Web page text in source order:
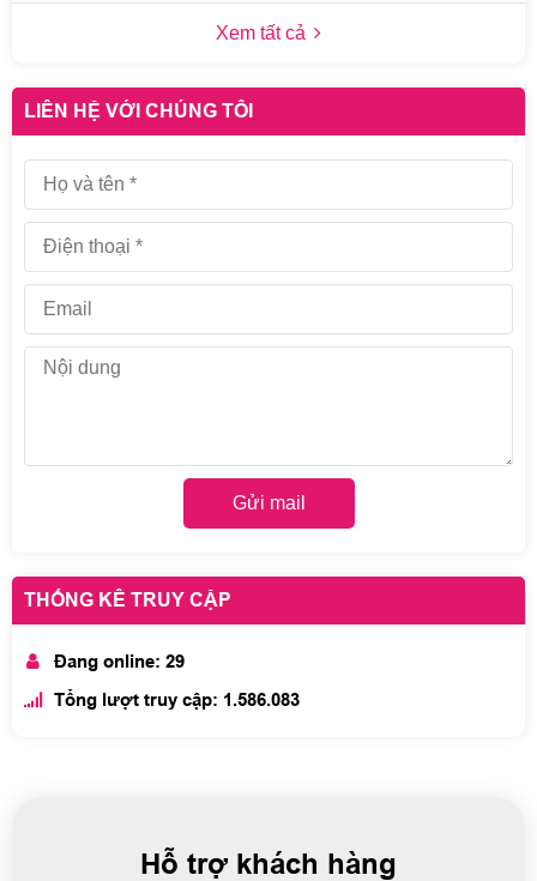
Xem tất cả
LIÊN HỆ VỚI CHÚNG TÔI
Gửi mail
THỐNG KÊ TRUY CẬP
Đang online: 29
Tổng lượt truy cập: 1.586.083
Hỗ trợ khách hàng